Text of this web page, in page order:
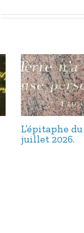
L’épitaphe du
juillet 2026.